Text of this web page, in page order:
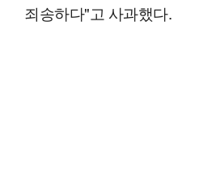
죄송하다"고 사과했다.